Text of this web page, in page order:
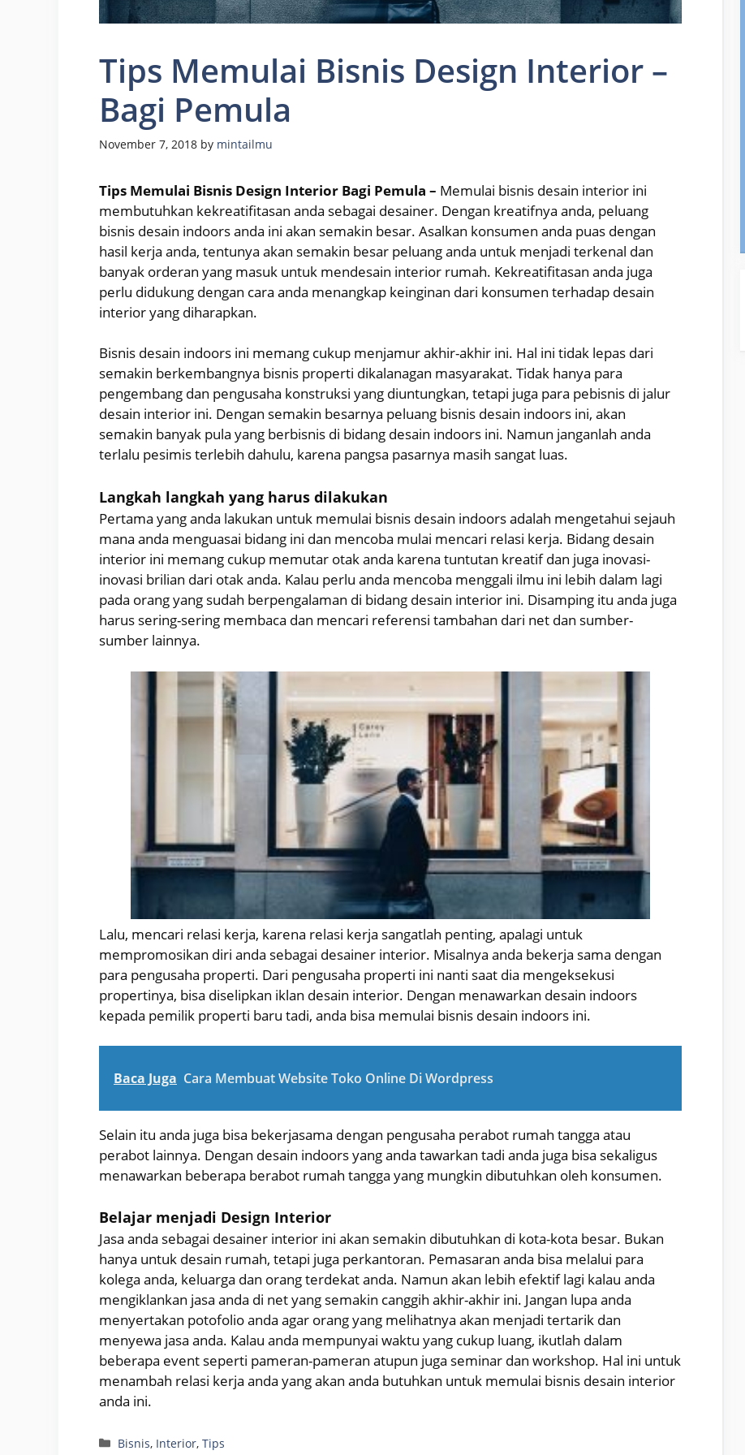
Tips Memulai Bisnis Design Interior –
Bagi Pemula
November 7, 2018 by mintailmu
Tips Memulai Bisnis Design Interior Bagi Pemula – Memulai bisnis desain interior ini
membutuhkan kekreatifitasan anda sebagai desainer. Dengan kreatifnya anda, peluang
bisnis desain indoors anda ini akan semakin besar. Asalkan konsumen anda puas dengan
hasil kerja anda, tentunya akan semakin besar peluang anda untuk menjadi terkenal dan
banyak orderan yang masuk untuk mendesain interior rumah. Kekreatifitasan anda juga
perlu didukung dengan cara anda menangkap keinginan dari konsumen terhadap desain
interior yang diharapkan.
Bisnis desain indoors ini memang cukup menjamur akhir-akhir ini. Hal ini tidak lepas dari
semakin berkembangnya bisnis properti dikalanagan masyarakat. Tidak hanya para
pengembang dan pengusaha konstruksi yang diuntungkan, tetapi juga para pebisnis di jalur
desain interior ini. Dengan semakin besarnya peluang bisnis desain indoors ini, akan
semakin banyak pula yang berbisnis di bidang desain indoors ini. Namun janganlah anda
terlalu pesimis terlebih dahulu, karena pangsa pasarnya masih sangat luas.
Langkah langkah yang harus dilakukan
Pertama yang anda lakukan untuk memulai bisnis desain indoors adalah mengetahui sejauh
mana anda menguasai bidang ini dan mencoba mulai mencari relasi kerja. Bidang desain
interior ini memang cukup memutar otak anda karena tuntutan kreatif dan juga inovasi-
inovasi brilian dari otak anda. Kalau perlu anda mencoba menggali ilmu ini lebih dalam lagi
pada orang yang sudah berpengalaman di bidang desain interior ini. Disamping itu anda juga
harus sering-sering membaca dan mencari referensi tambahan dari net dan sumber-
sumber lainnya.
Lalu, mencari relasi kerja, karena relasi kerja sangatlah penting, apalagi untuk
mempromosikan diri anda sebagai desainer interior. Misalnya anda bekerja sama dengan
para pengusaha properti. Dari pengusaha properti ini nanti saat dia mengeksekusi
propertinya, bisa diselipkan iklan desain interior. Dengan menawarkan desain indoors
kepada pemilik properti baru tadi, anda bisa memulai bisnis desain indoors ini.
Baca Juga Cara Membuat Website Toko Online Di Wordpress
Selain itu anda juga bisa bekerjasama dengan pengusaha perabot rumah tangga atau
perabot lainnya. Dengan desain indoors yang anda tawarkan tadi anda juga bisa sekaligus
menawarkan beberapa berabot rumah tangga yang mungkin dibutuhkan oleh konsumen.
Belajar menjadi Design Interior
Jasa anda sebagai desainer interior ini akan semakin dibutuhkan di kota-kota besar. Bukan
hanya untuk desain rumah, tetapi juga perkantoran. Pemasaran anda bisa melalui para
kolega anda, keluarga dan orang terdekat anda. Namun akan lebih efektif lagi kalau anda
mengiklankan jasa anda di net yang semakin canggih akhir-akhir ini. Jangan lupa anda
menyertakan potofolio anda agar orang yang melihatnya akan menjadi tertarik dan
menyewa jasa anda. Kalau anda mempunyai waktu yang cukup luang, ikutlah dalam
beberapa event seperti pameran-pameran atupun juga seminar dan workshop. Hal ini untuk
menambah relasi kerja anda yang akan anda butuhkan untuk memulai bisnis desain interior
anda ini.
Categories
Bisnis, Interior,Tips